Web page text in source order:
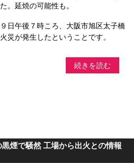
。延焼の可能性も。
日午後７時ころ、大阪市旭区太子橋
災が発生したということです。
続きを読む
煙で騒然 工場から出火との情報